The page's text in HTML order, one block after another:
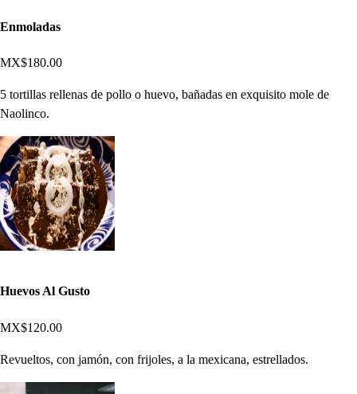
Enmoladas
MX$180.00
5 tortillas rellenas de pollo o huevo, bañadas en exquisito mole de
Naolinco.
Huevos Al Gusto
MX$120.00
Revueltos, con jamón, con frijoles, a la mexicana, estrellados.